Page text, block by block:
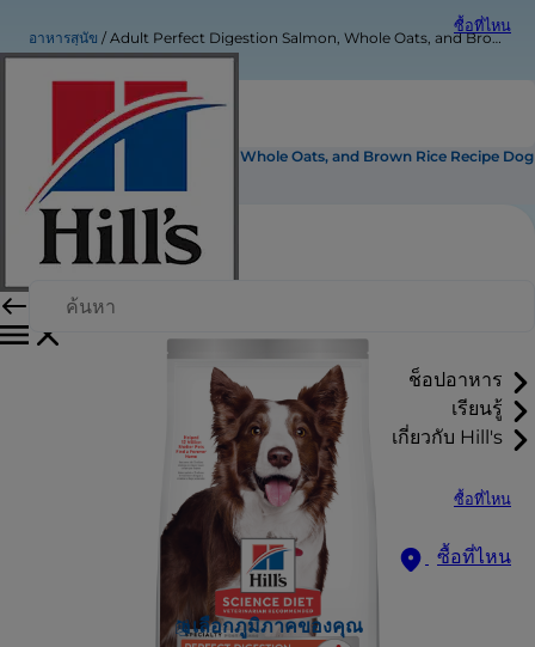
ซื้อที่ไหน
ช็อปอาหาร
เรียนรู้
เกี่ยวกับ Hill's
ซื้อที่ไหน
ซื้อที่ไหน
เลือกภูมิภาคของคุณ
อาหารสุนัข Adult Perfect Digestion Salmon, Whole Oats, and Brown Rice Recipe Dog Food
Adult Perfect Digestion Salmon, Whole Oats, and Brown Rice Recipe Dog